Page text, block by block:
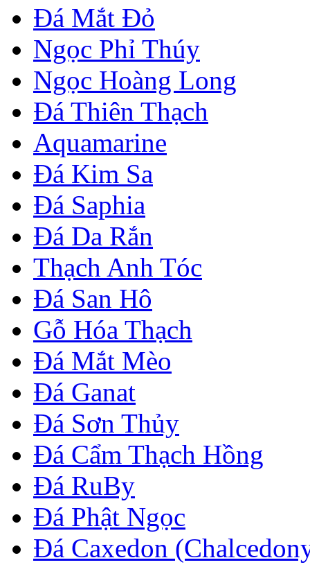
Đá Mắt Đỏ
Ngọc Phỉ Thúy
Ngọc Hoàng Long
Đá Thiên Thạch
Aquamarine
Đá Kim Sa
Đá Saphia
Đá Da Rắn
Thạch Anh Tóc
Đá San Hô
Gỗ Hóa Thạch
Đá Mắt Mèo
Đá Ganat
Đá Sơn Thủy
Đá Cẩm Thạch Hồng
Đá RuBy
Đá Phật Ngọc
Đá Caxedon